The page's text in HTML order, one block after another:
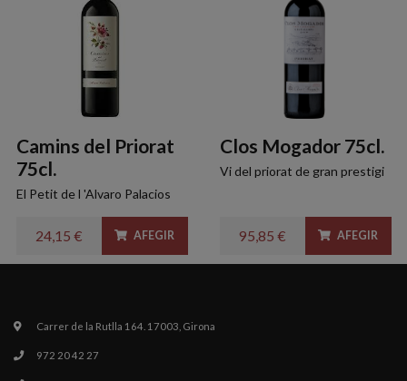
Camins del Priorat
75cl.
El Petit de l 'Alvaro Palacios
24,15 € AFEGIR
Clos Mogador 75cl.
Vi del priorat de gran prestigi
95,85 € AFEGIR
Carrer de la Rutlla 164. 17003, Girona
972 20 42 27